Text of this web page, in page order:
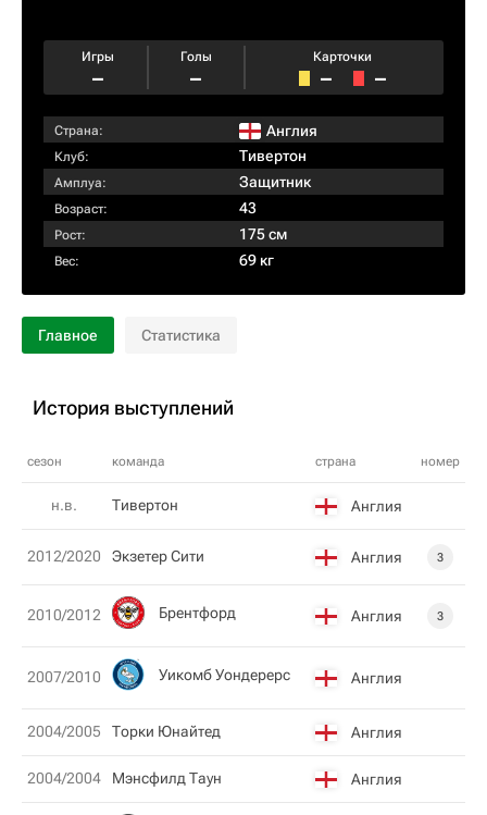
Игры
–
Голы
–
Карточки
– –
Страна: Англия
Клуб: Тивертон
Амплуа: Защитник
Возраст: 43
Рост: 175 см
Вес: 69 кг
Главное Статистика
История выступлений
сезон команда страна номер
н.в. Тивертон Англия
2012/2020 Экзетер Сити Англия 3
2010/2012 Брентфорд Англия 3
2007/2010 Уикомб Уондерерс Англия
2004/2005 Торки Юнайтед Англия
2004/2004 Мэнсфилд Таун Англия